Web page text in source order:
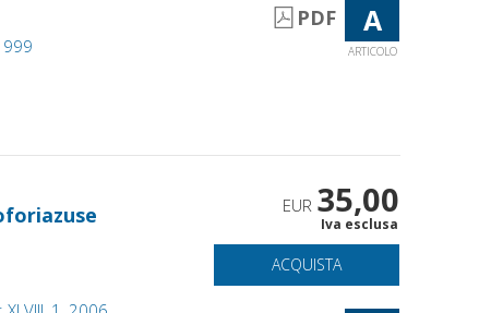
PDF A
ARTICOLO
EUR 35,00
Iva esclusa
ACQUISTA